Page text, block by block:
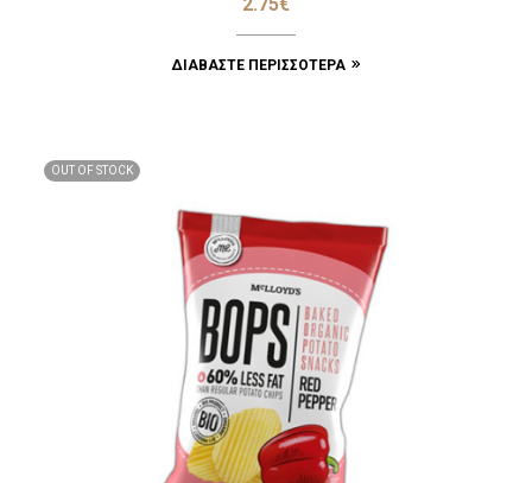
ΔΙΑΒΆΣΤΕ ΠΕΡΙΣΣΌΤΕΡΑ
OUT OF STOCK